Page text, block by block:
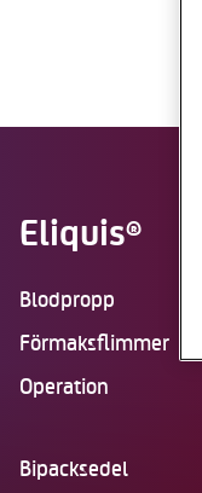
Eliquis®
Blodpropp
Förmaksflimmer
Operation
Bipacksedel